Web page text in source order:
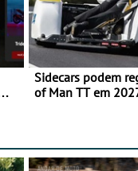
Sidecars podem
of Man TT em